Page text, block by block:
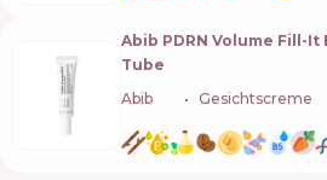
Abib PDRN Volume Fill-It
Tube
Abib
Gesichtscreme